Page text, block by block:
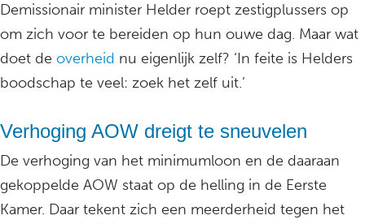
Demissionair minister Helder roept zestigplussers op
om zich voor te bereiden op hun ouwe dag. Maar wat
doet de overheid nu eigenlijk zelf? ‘In feite is Helders
boodschap te veel: zoek het zelf uit.’
Verhoging AOW dreigt te sneuvelen
De verhoging van het minimumloon en de daaraan
gekoppelde AOW staat op de helling in de Eerste
Kamer. Daar tekent zich een meerderheid tegen het